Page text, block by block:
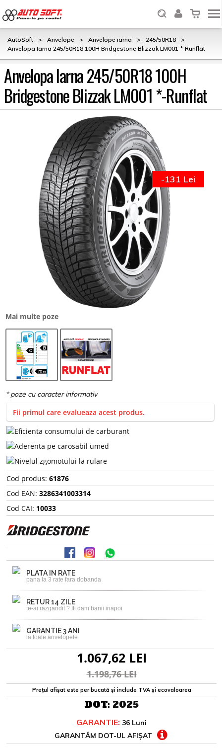
AutoSoft > Anvelope > Anvelope iarna > 245/50R18
>
Anvelopa Iarna 245/50R18 100H Bridgestone Blizzak LM001 *-Runflat
Anvelopa Iarna 245/50R18 100H
Bridgestone Blizzak LM001 *-Runflat
Mai multe poze
-131 Lei
Fii primul care evalueaza acest produs.
Cod produs: 61876
Cod EAN: 3286341003314
Cod CAI: 10033
PLATA IN RATE
pana la 3 rate fara dobanda
RETUR 14 ZILE
te-ai razgandit ? Iti dam banii inapoi
GARANTIE 3 ANI
la toate anvelopele
1.067,62 LEI
1.198,76 LEI
Prețul afișat este per bucată și include TVA și ecovaloarea
DOT: 2025
GARANTIE: 36 Luni
GARANTĂM DOT-UL AFIȘAT